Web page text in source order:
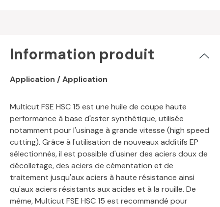
Information produit
Application / Application
Multicut FSE HSC 15 est une huile de coupe haute
performance à base d'ester synthétique, utilisée
notamment pour l'usinage à grande vitesse (high speed
cutting). Grâce à l'utilisation de nouveaux additifs EP
sélectionnés, il est possible d'usiner des aciers doux de
décolletage, des aciers de cémentation et de
traitement jusqu'aux aciers à haute résistance ainsi
qu'aux aciers résistants aux acides et à la rouille. De
même, Multicut FSE HSC 15 est recommandé pour